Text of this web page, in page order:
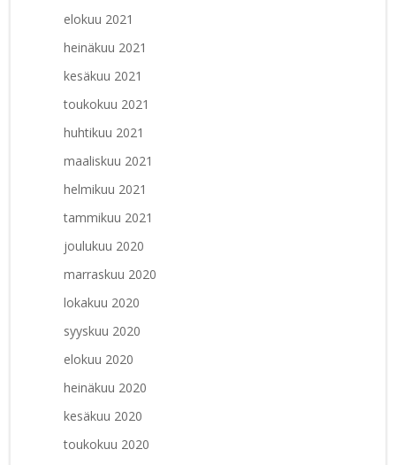
elokuu 2021
heinäkuu 2021
kesäkuu 2021
toukokuu 2021
huhtikuu 2021
maaliskuu 2021
helmikuu 2021
tammikuu 2021
joulukuu 2020
marraskuu 2020
lokakuu 2020
syyskuu 2020
elokuu 2020
heinäkuu 2020
kesäkuu 2020
toukokuu 2020